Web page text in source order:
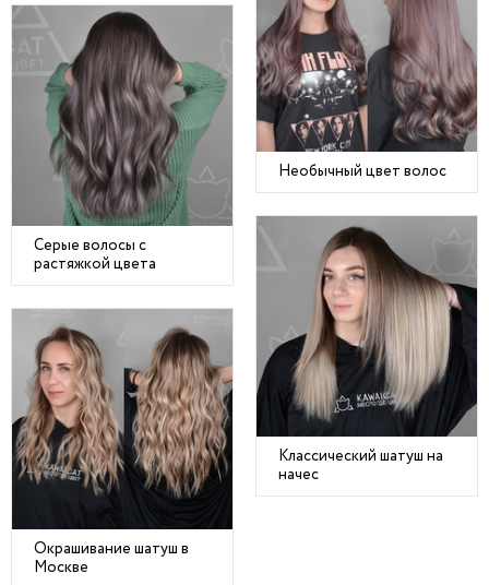
Необычный цвет волос
Серые волосы с
растяжкой цвета
Классический шатуш на
начес
Окрашивание шатуш в
Москве